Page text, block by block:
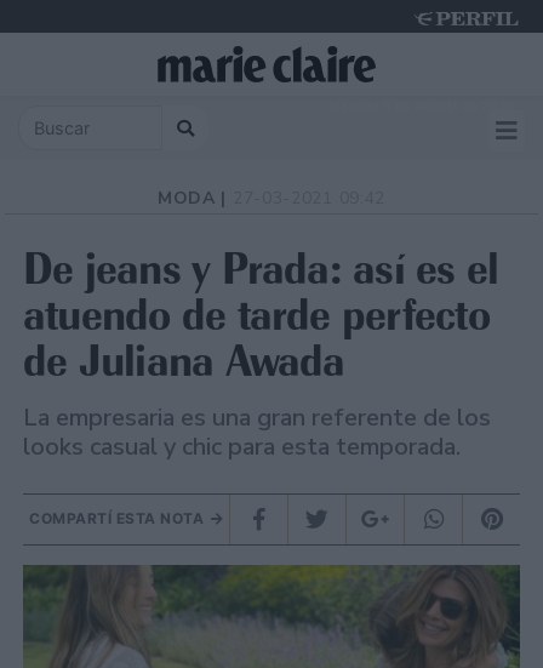
MODA |
De jeans y Prada: así es el
atuendo de tarde perfecto
de Juliana Awada
La empresaria es una gran referente de los
looks casual y chic para esta temporada.
COMPARTÍ ESTA NOTA